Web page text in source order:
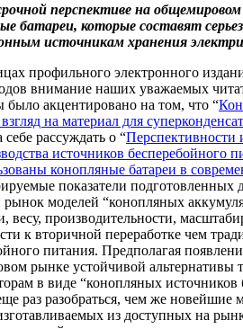
перспективе на
батареи, которые составят
источникам хранения
профильного электронного
внимание наших уважаемых
акцентировано на том, что “
на материал для
себе рассуждать о “Перспективности
источников бесперебойного
конопляные батареи в
показатели подготовленных
моделей “конопляных
весу, производительности,
к вторичной переработке чем
питания. Предполагая
рынке устойчивой альтернативы
в виде “конопляных источников
раз разобраться, чем же новейшие
из доступных на